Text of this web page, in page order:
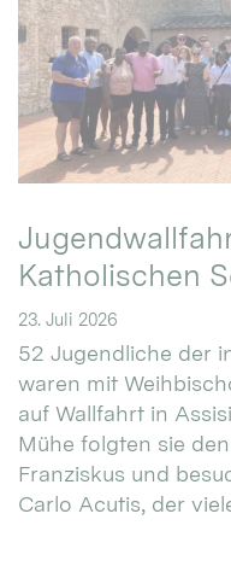
Katholischen
23. Juli 2026
52 Jugendliche der
waren mit
auf Wallfahrt in
Mühe folgten sie
Franziskus und
Carlo Acutis, der